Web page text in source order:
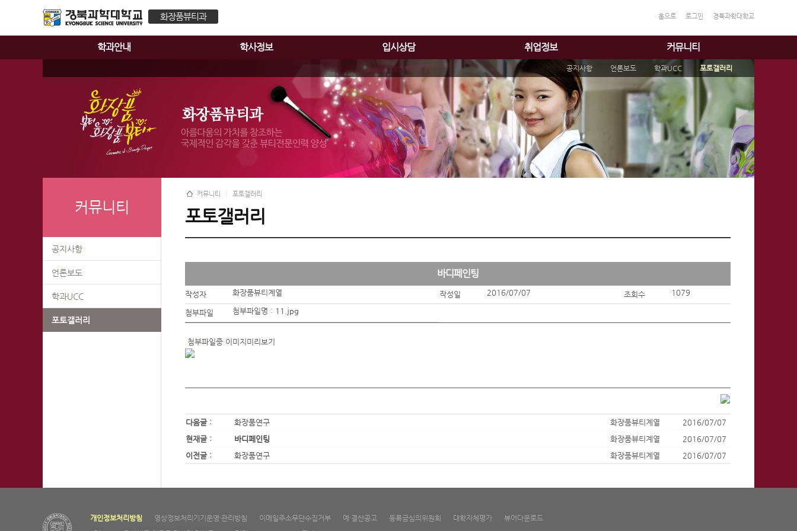
화장품뷰티과 홈으로 로그인 경북과학대학교
학과안내 학사정보 입시상담 취업정보 커뮤니티
공지사항 언론보도 학과UCC 포토갤러리
커뮤니티
공지사항
언론보도
학과UCC
포토갤러리
커뮤니티 포토갤러리
포토갤러리
바디페인팅
작성자 화장품뷰티계열 작성일 2016/07/07 조회수 1079
첨부파일 첨부파일명 : 11.jpg
첨부파일중 이미지미리보기
다음글 : 화장품연구 화장품뷰티계열
2016/07/07
현재글 :
바디페인팅 화장품뷰티계열
2016/07/07
이전글 :
화장품연구 화장품뷰티계열 2016/07/07
개인정보처리방침 영상정보처리기기운영·관리방침 이메일주소무단수집거부 예·결산공고 등록금심의위원회 대학자체평가
뷰어다운로드